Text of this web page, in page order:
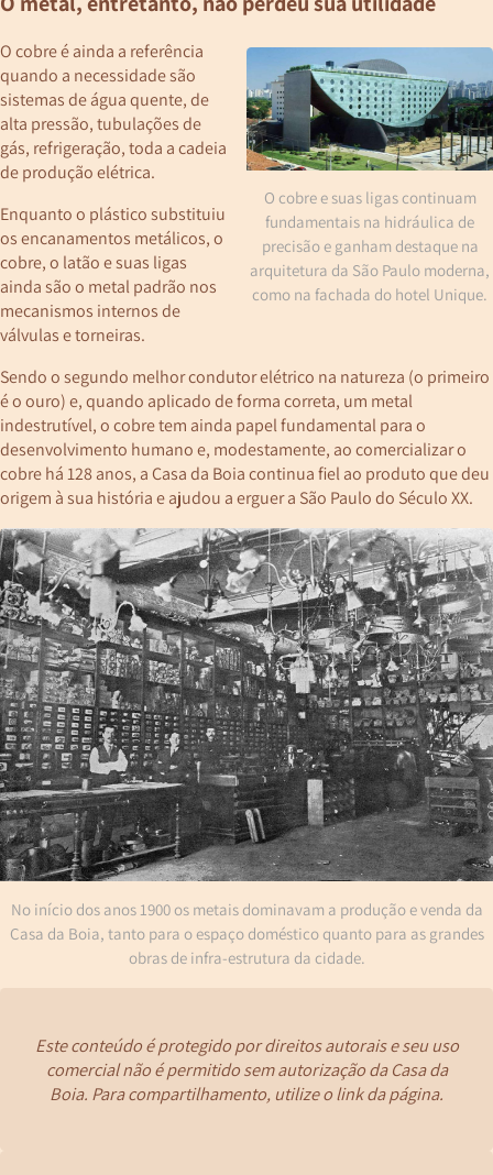
O cobre e suas ligas continuam
fundamentais na hidráulica de
precisão e ganham destaque na
arquitetura da São Paulo moderna,
como na fachada do hotel Unique.
O cobre é ainda a referência
quando a necessidade são
sistemas de água quente, de
alta pressão, tubulações de
gás, refrigeração, toda a cadeia
de produção elétrica.
Enquanto o plástico substituiu
os encanamentos metálicos, o
cobre, o latão e suas ligas
ainda são o metal padrão nos
mecanismos internos de
válvulas e torneiras.
Sendo o segundo melhor condutor elétrico na natureza (o primeiro
é o ouro) e, quando aplicado de forma correta, um metal
indestrutível, o cobre tem ainda papel fundamental para o
desenvolvimento humano e, modestamente, ao comercializar o
cobre há 128 anos, a Casa da Boia continua fiel ao produto que deu
origem à sua história e ajudou a erguer a São Paulo do Século XX.
No início dos anos 1900 os metais dominavam a produção e venda da
Casa da Boia, tanto para o espaço doméstico quanto para as grandes
obras de infra-estrutura da cidade.
Este conteúdo é protegido por direitos autorais e seu uso
comercial não é permitido sem autorização da Casa da
Boia. Para compartilhamento, utilize o link da página.